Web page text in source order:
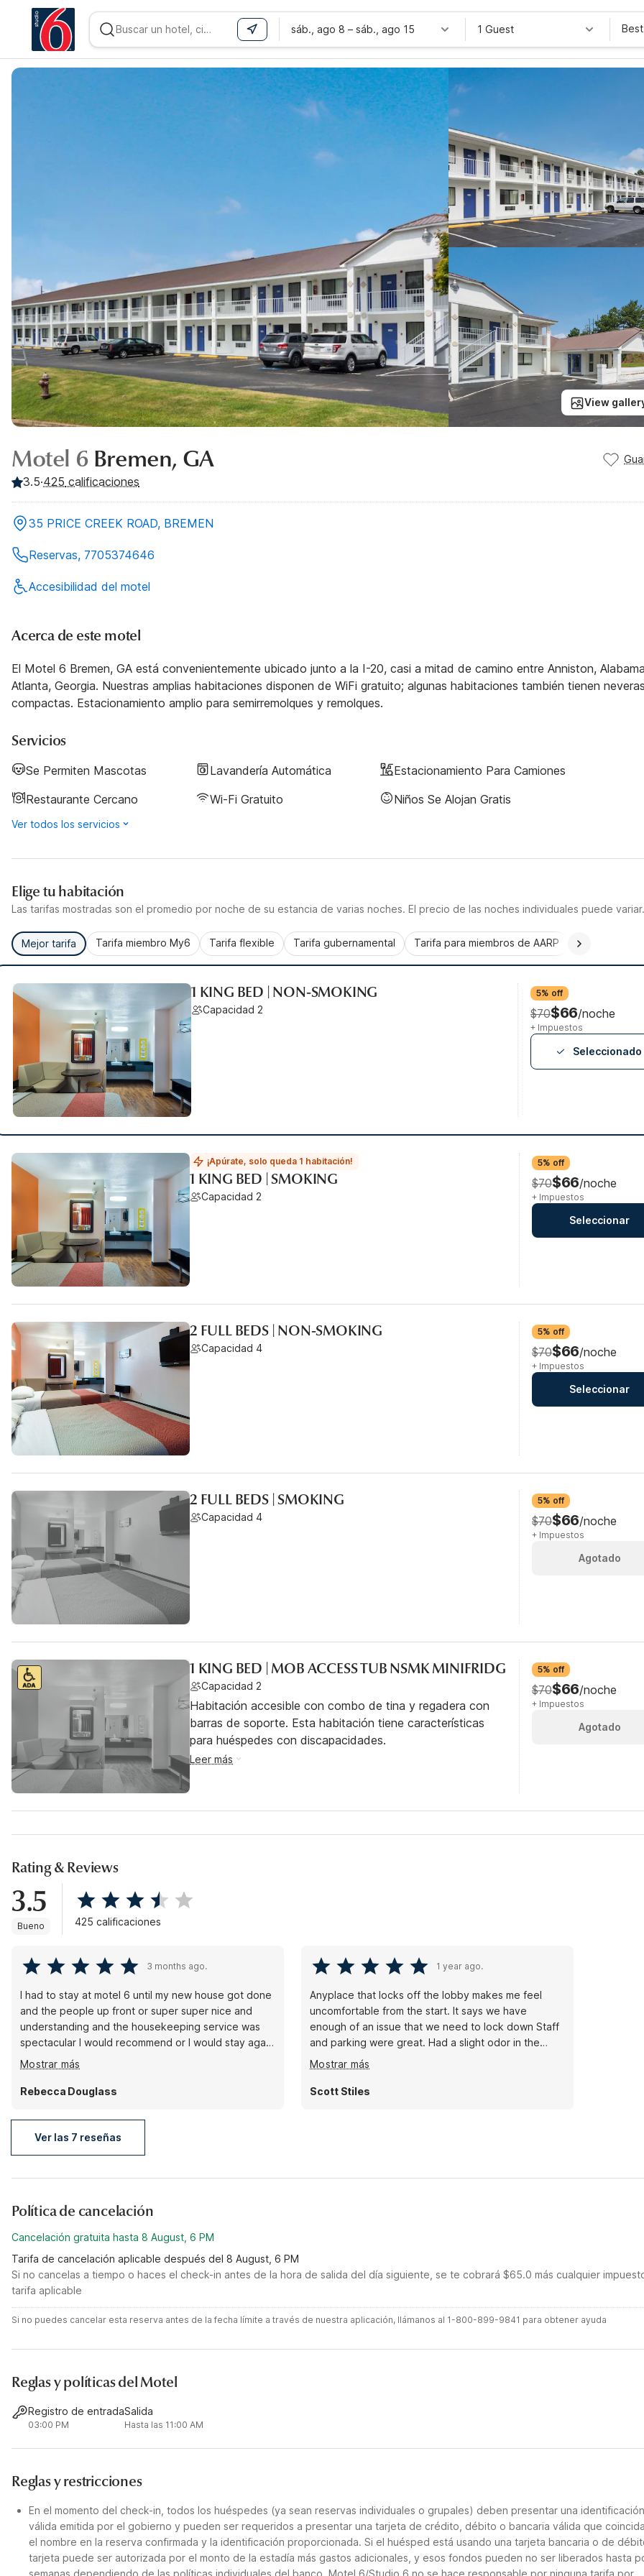
WIZARD MEMBER
sáb., ago 8 – sáb., ago 15 1 Guest
View
Motel 6 Bremen, GA
3.5·425 calificaciones
35 PRICE CREEK ROAD, BREMEN
Reservas, 7705374646
Accesibilidad del motel
Acerca de este motel
El Motel 6 Bremen, GA está convenientemente ubicado junto a la I-20, casi a mitad de camino entre Anniston,
Atlanta, Georgia. Nuestras amplias habitaciones disponen de WiFi gratuito; algunas habitaciones también tienen neveras
compactas. Estacionamiento amplio para semirremolques y remolques.
Servicios
Se Permiten Mascotas Lavandería Automática
Estacionamiento Para Camiones
Restaurante Cercano
Wi-Fi Gratuito Niños Se Alojan Gratis
Ver todos los servicios
Elige tu habitación
Las tarifas mostradas son el promedio por noche de su estancia de varias noches. El precio de las noches individuales puede variar.
Mejor tarifa Tarifa miembro My6 Tarifa flexible Tarifa gubernamental Tarifa para miembros de AARP
1 KING BED | NON-SMOKING
Capacidad 2
5% off
$70$66/noche
+ Impuestos
Seleccionado
¡Apúrate, solo queda 1 habitación!
1 KING BED | SMOKING
Capacidad 2
5% off
$70$66/noche
+ Impuestos
Seleccionar
2 FULL BEDS | NON-SMOKING
Capacidad 4
5% off
$70$66/noche
+ Impuestos
Seleccionar
2 FULL BEDS | SMOKING
Capacidad 4
5% off
$70$66/noche
+ Impuestos
Agotado
1 KING BED | MOB ACCESS TUB NSMK MINIFRIDG
Capacidad 2
Habitación accesible con combo de tina y regadera con
barras de soporte. Esta habitación tiene características
para huéspedes con discapacidades.
Leer más
5% off
$70$66/noche
+ Impuestos
Agotado
Rating & Reviews
3.5
Bueno 425 calificaciones
3 months ago.
I had to stay at motel 6 until my new house got done
and the people up front or super super nice and
understanding and the housekeeping service was
spectacular I would recommend or I would stay again
if I need to at this location
Mostrar más
Rebecca Douglass
1 year ago.
Anyplace that locks off the lobby makes me feel
uncomfortable from the start. It says we have
enough of an issue that we need to lock down Staff
and parking were great. Had a slight odor in the
room. Something industrial like paint but not.
Otherwise it was great. We came, we slept, we left.
Not much else
Mostrar más
Scott Stiles
Ver las 7 reseñas
Política de cancelación
Cancelación gratuita hasta 8 August, 6 PM
Tarifa de cancelación aplicable después del 8 August, 6 PM
Si no cancelas a tiempo o haces el check-in antes de la hora de salida del día siguiente, se te cobrará $65.0 más cualquier
tarifa aplicable
Si no puedes cancelar esta reserva antes de la fecha límite a través de nuestra aplicación, llámanos al 1-800-899-9841 para obtener ayuda
Reglas y políticas del Motel
Registro de entrada
03:00 PM
Salida
Hasta las 11:00 AM
Reglas y restricciones
En el momento del check-in, todos los huéspedes (ya sean reservas individuales o grupales) deben presentar una identificación
válida emitida por el gobierno y pueden ser requeridos a presentar una tarjeta de crédito, débito o bancaria válida que
el nombre en la reserva confirmada y la identificación proporcionada. Si el huésped está usando una tarjeta bancaria o de
tarjeta puede ser autorizada por el monto de la estadía más gastos adicionales, y esos fondos pueden no ser liberados hasta
semanas dependiendo de las políticas individuales del banco. Motel 6/Studio 6 no se hace responsable por ninguna tarifa por